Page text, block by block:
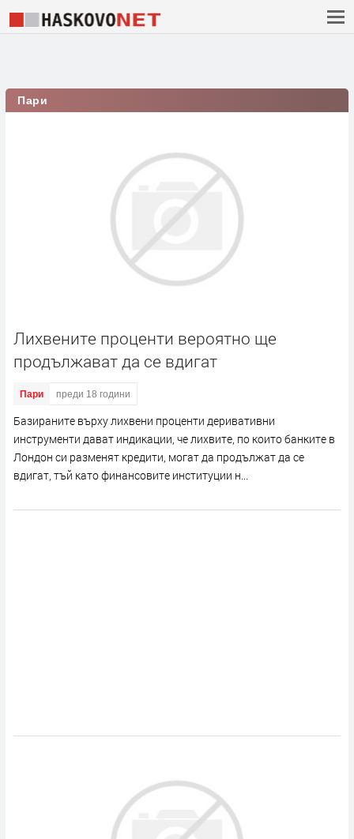
Пари
Лихвените проценти вероятно ще
продължават да се вдигат
Пари преди 18 години
Базираните върху лихвени проценти деривативни
инструменти дават индикации, че лихвите, по които банките в
Лондон си разменят кредити, могат да продължат да се
вдигат, тъй като финансовите институции н...